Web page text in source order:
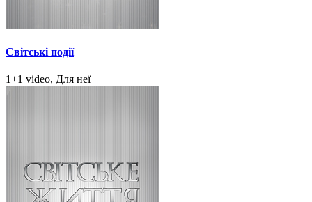
Світські події
1+1 video, Для неї